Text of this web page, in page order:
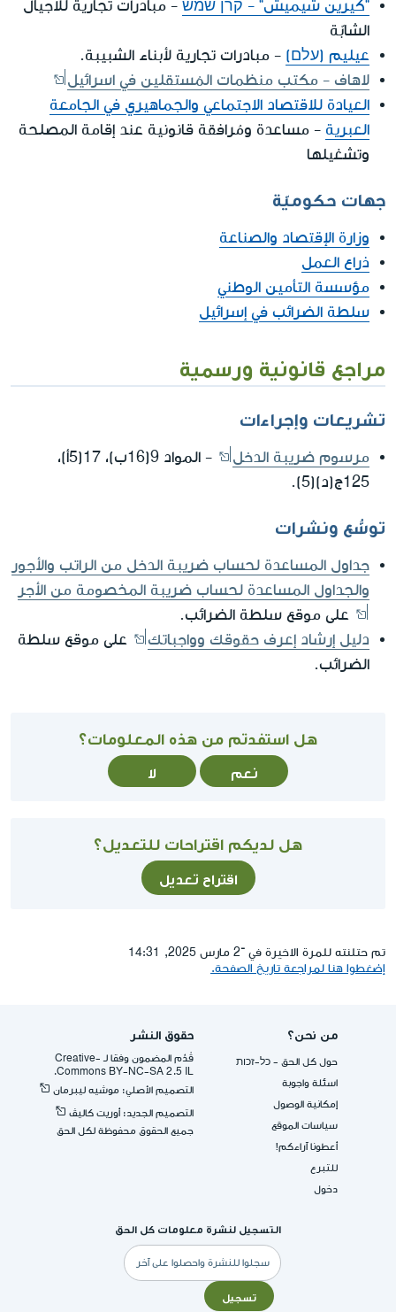
"كيرين شيميش" - קרן שמש - مبادرات تجارية للأجيال
الشابّة
عيليم (עלם) - مبادرات تجارية لأبناء الشبيبة.
لاهاف - مكتب منظمات المُستقلين في اسرائيل
العيادة للاقتصاد الاجتماعي والجماهيري في الجامعة
العبرية - مساعدة ومُرافقة قانونية عند إقامة المصلحة
وتشغيلها
جهات حكوميّة
وزارة الإقتصاد والصناعة
ذراع العمل
مؤسسة التأمين الوطني
سلطة الضرائب في إسرائيل
مراجع قانونية ورسمية
تشريعات وإجراءات
مرسوم ضريبة الدخل
- المواد 9(16ب)، 17(5أ)،
125ج(د)(5).
توسُّع ونشرات
جداول المساعدة لحساب ضريبة الدخل من الراتب والأجور
والجداول المساعدة لحساب ضريبة المخصومة من الأجر
على موقع سلطة الضرائب.
دليل إرشاد إعرف حقوقك وواجباتك
على موقع سلطة
الضرائب.
هل استفدتم من هذه المعلومات؟
نعم لا
هل لديكم اقتراحات للتعديل؟
اقتراح تعديل
تم حتلنته للمرة الاخيرة في ־2 مارس 2025, 14:31
إضغطوا هنا لمراجعة تاريخ الصفحة.
من نحن؟
حول كل الحق - כל-זכות
اسئلة واجوبة
إمكانية الوصول
سياسات الموقع
أعطونا آراءكم!
للتبرع
دخول
حقوق النشر
قُدِّم المضمون وفقا لـ -Creative
Commons BY-NC-SA 2.5 IL.
التصميم الأصلي: موشيه ليبرمان
التصميم الجديد: أوريت كاليڤ
جميع الحقوق محفوظة لكل الحق
التسجيل لنشرة معلومات كل الحق
البريد
الإلكتروني
تسجيل